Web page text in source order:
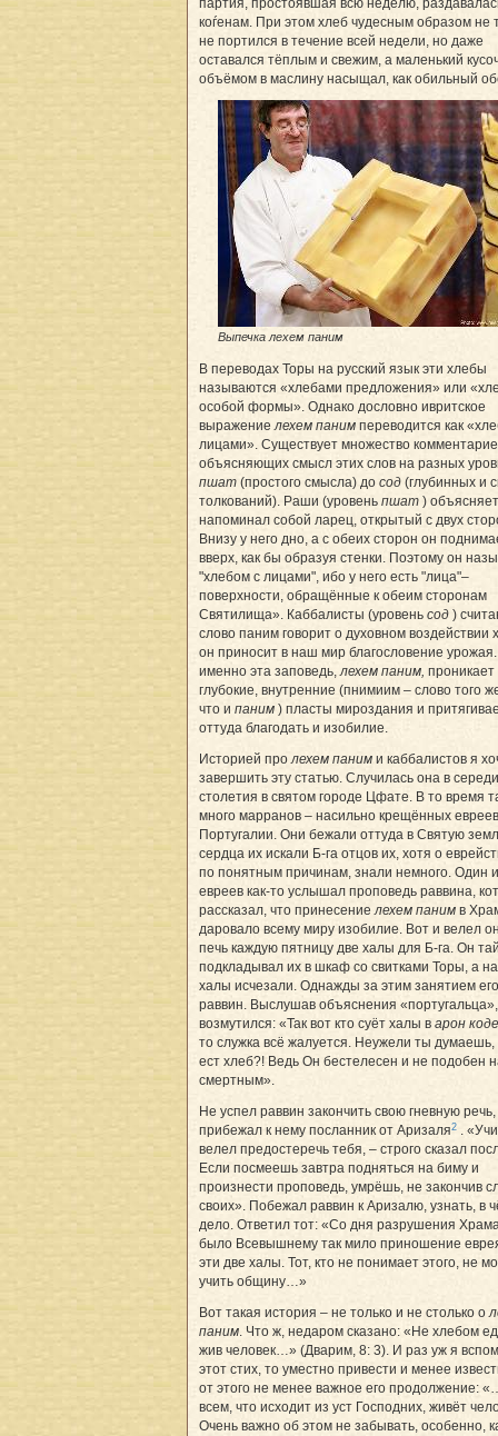
коѓенам. При этом хлеб чудесным образом не
не портился в течение всей недели, но даже
оставался тёплым и свежим, а маленький
объёмом в маслину насыщал, как обильный
Выпечка лехем паним
В переводах Торы на русский язык эти хлебы
называются «хлебами предложения» или
особой формы». Однако дословно ивритское
выражениелехем паним переводится как
лицами». Существует множество
объясняющих смысл этих слов на разных
пшат (простого смысла) до сод (глубинных и
толкований). Раши (уровень пшат )
напоминал собой ларец, открытый с двух
Внизу у него дно, а с обеих сторон он
вверх, как бы образуя стенки. Поэтому он
"хлебом с лицами", ибо у него есть "лица"–
поверхности, обращённые к обеим сторонам
Святилища». Каббалисты (уровень сод )
слово паним говорит о духовном воздействии
он приносит в наш мир благословение
именно эта заповедь,лехем паним,
глубокие, внутренние (пнимиим – слово того
что и паним ) пласты мироздания и
оттуда благодать и изобилие.
Историей пролехем паним и каббалистов я
завершить эту статью. Случилась она в
столетия в святом городе Цфате. В то время
много марранов – насильно крещённых
Португалии. Они бежали оттуда в Святую
сердца их искали Б-га отцов их, хотя о
по понятным причинам, знали немного. Один
евреев как-то услышал проповедь раввина,
рассказал, что принесениелехем паним в
даровало всему миру изобилие. Вот и велел
печь каждую пятницу две халы для Б-га. Он
подкладывал их в шкаф со свитками Торы, а
халы исчезали. Однажды за этим занятием
раввин. Выслушав объяснения
возмутился: «Так вот кто суёт халы в арон
то служка всё жалуется. Неужели ты думаешь,
ест хлеб?! Ведь Он бестелесен и не подобен
смертным».
Не успел раввин закончить свою гневную речь,
прибежал к нему посланник от Аризаля2 .
велел предостеречь тебя, – строго сказал
Если посмеешь завтра подняться на биму и
произнести проповедь, умрёшь, не закончив
своих». Побежал раввин к Аризалю, узнать, в
дело. Ответил тот: «Со дня разрушения
было Всевышнему так мило приношение
эти две халы. Тот, кто не понимает этого, не
учить общину…»
Вот такая история – не только и не столько о
паним. Что ж, недаром сказано: «Не хлебом
жив человек…» (Дварим, 8: 3). И раз уж я
этот стих, то уместно привести и менее
от этого не менее важное его продолжение:
всем, что исходит из уст Господних, живёт
Очень важно об этом не забывать, особенно,